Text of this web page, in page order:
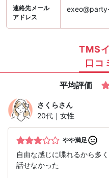
連絡先メール
アドレス
TMS
口コ
平均評価
さくらさん
20代｜女性
やや満足
自由な感じに喋れるから多
話せなかった